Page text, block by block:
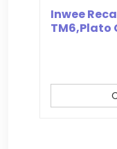
Inwee
TM6,Plato